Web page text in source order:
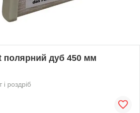
полярний дуб 450 мм
і роздріб